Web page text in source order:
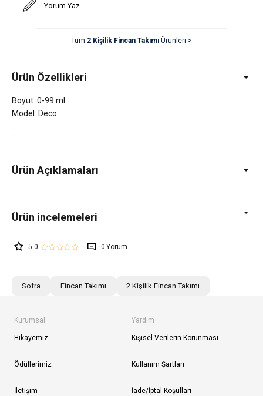
Yorum Yaz
Tüm 2 Kişilik Fincan TakımıÜrünleri >
Ürün Özellikleri
Boyut: 0-99 ml
Model: Deco
Ürün Açıklamaları
5.0 0
Sofra Fincan Takımı 2 Kişilik Fincan Takımı
Kurumsal
Hikayemiz
Ödüllerimiz
İletişim
Yardım
Kişisel Verilerin Korunması
Kullanım Şartları
İade/İptal Koşulları